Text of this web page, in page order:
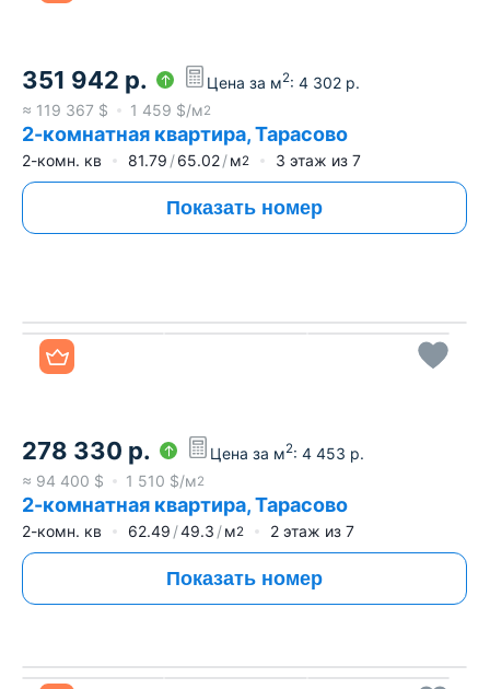
351 942 р. Цена за м2: 4 302 р.
≈ 119 367 $ 1 459 $/м2
2-комнатная квартира, Тарасово
2-комн. кв 81.79 65.02 м2 3 этаж из 7
Показать номер
Все фото
278 330 р. Цена за м2: 4 453 р.
≈ 94 400 $ 1 510 $/м2
2-комнатная квартира, Тарасово
2-комн. кв 62.49 49.3 м2 2 этаж из 7
Показать номер
Все фото